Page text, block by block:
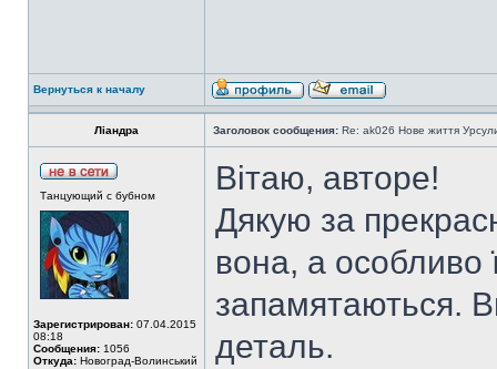
Вернуться к началу
Ліандра Заголовок сообщения: Re: ak026 Нове життя
Танцующий с бубном
Зарегистрирован: 07.04.2015
08:18
Сообщения: 1056
Откуда: Новоград-Волинський
Вітаю, авторе!
Дякую за
вона, а особливо
запамятаються.
деталь.